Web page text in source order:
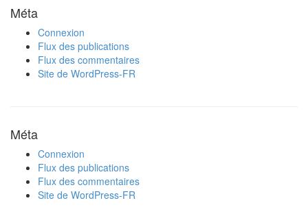
Méta
Connexion
Flux des publications
Flux des commentaires
Site de WordPress-FR
Méta
Connexion
Flux des publications
Flux des commentaires
Site de WordPress-FR